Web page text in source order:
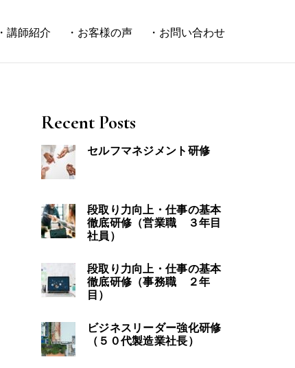
・講師紹介 ・お客様の声 ・お問い合わせ
Recent Posts
セルフマネジメント研修
段取り力向上・仕事の基本
徹底研修（営業職 ３年目
社員）
段取り力向上・仕事の基本
徹底研修（事務職 ２年
目）
ビジネスリーダー強化研修
（５０代製造業社長）